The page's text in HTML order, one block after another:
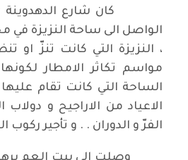
كان شارع الدهدوينة
الواصل الى ساحة النزيزة في
، النزيزة التي كانت تنزّ او
مواسم تكاثر الامطار
الساحة التي كانت تقام
الاعياد من الاراجيح و
الفرّ و الدوران . . و تأجير ركوب